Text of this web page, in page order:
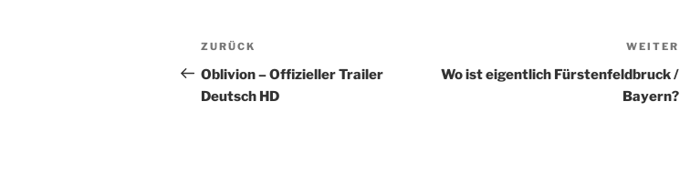
Beitragsnavigation
Vorheriger
Beitrag
ZURÜCK
Oblivion – Offizieller Trailer
Deutsch HD
WEITER
Wo ist eigentlich Fürstenfeldbruck /
Bayern?